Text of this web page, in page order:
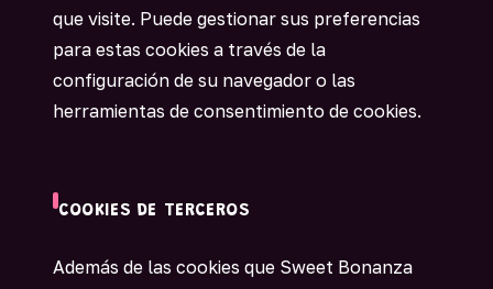
que visite. Puede gestionar sus preferencias
para estas cookies a través de la
configuración de su navegador o las
herramientas de consentimiento de cookies.
COOKIES DE TERCEROS
Además de las cookies que Sweet Bonanza